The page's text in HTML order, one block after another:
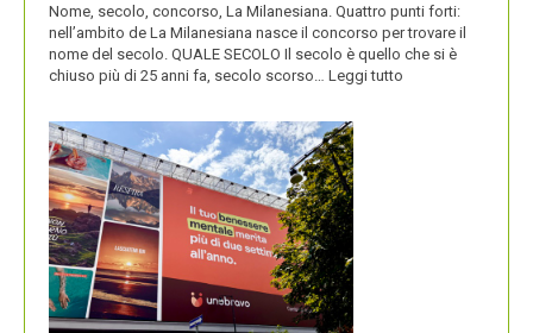
Nome, secolo, concorso, La Milanesiana. Quattro punti forti:
nell’ambito de La Milanesiana nasce il concorso per trovare il
nome del secolo. QUALE SECOLO Il secolo è quello che si è
chiuso più di 25 anni fa, secolo scorso… Leggi tutto